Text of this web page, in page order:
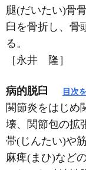
腿(だいたい)骨
臼を骨折し、骨
る。
［永井 隆］
病的脱臼 目次
関節炎をはじめ
壊、関節包の拡
帯(じんたい)や
麻痺(まひ)など